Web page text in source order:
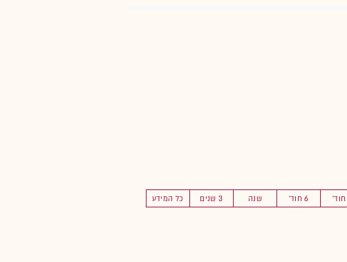
6 חוד' שנה 3 שנים כל המידע